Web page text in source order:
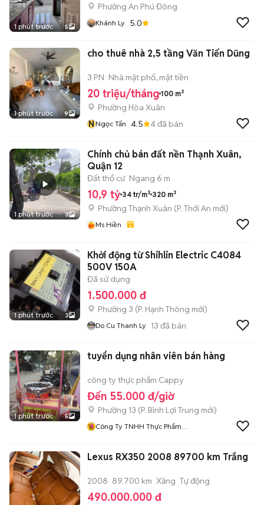
1 phút trước 5
Phường An Phú Đông
Khánh Ly 5.0
1 phút trước 9
cho thuê nhà 2,5 tầng Văn Tiến Dũng
3 PN Nhà mặt phố, mặt tiền
20 triệu/tháng 100 m²
Phường Hòa Xuân
NNgọc Tấn 4.5 4đã bán
1 phút trước 3
Chính chủ bán đất nền Thạnh Xuân,
Quận 12
Đất thổ cư Ngang 6 m
10,9 tỷ 34 tr/m² 320 m²
Phường Thạnh Xuân (P. Thới An mới)
Ms Hiền
1 phút trước 3
Khởi động từ Shihlin Electric C4084
500V 150A
Đã sử dụng
1.500.000 đ
Phường 3 (P. Hạnh Thông mới)
Do Cu Thanh Ly 13 đã bán
1 phút trước 5
tuyển dụng nhân viên bán hàng
công ty thực phẩm Cappy
Đến 55.000 đ/giờ
Phường 13 (P. Bình Lợi Trung mới)
Công Ty TNHH Thực Phẩm
Lexus RX350 2008 89700 km Trắng
2008 89.700 km Xăng Tự động
490.000.000 đ